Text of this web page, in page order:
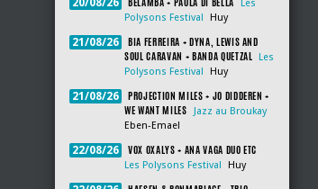
20/08/26
Les
Polysons Festival
Huy
21/08/26
BIA FERREIRA + DYNA, LEWIS AND
SOUL CARAVAN + BANDA QUETZAL
Les
Polysons Festival
Huy
21/08/26
PROJECTION MILES + JO DIDDEREN +
WE WANT MILES
Jazz au Broukay
Eben-Emael
22/08/26 VOX OXALYS + ANA VAGA DUO ETC
Les Polysons Festival Huy